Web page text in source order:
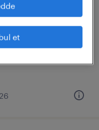
et